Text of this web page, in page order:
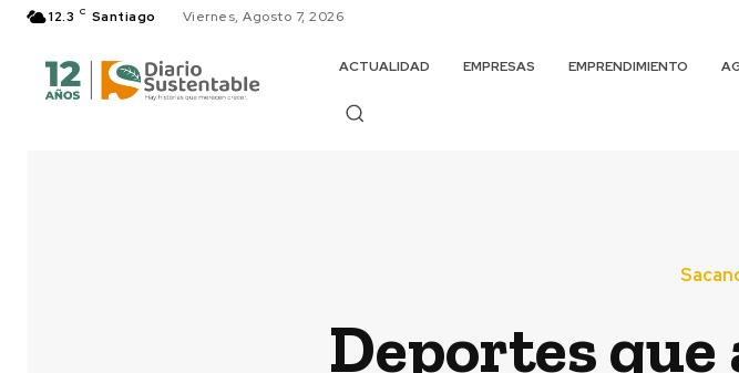
12.3 C Santiago Viernes, Agosto 7, 2026
ACTUALIDAD EMPRESAS EMPRENDIMIENTO
Deportes